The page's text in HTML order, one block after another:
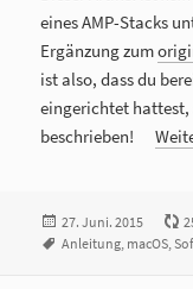
eines AMP-Stacks
Ergänzung zum
ist also, dass du
eingerichtet
beschrieben!
Veröffentlicht
am
27. Juni. 2015
Tags
Anleitung, macOS,